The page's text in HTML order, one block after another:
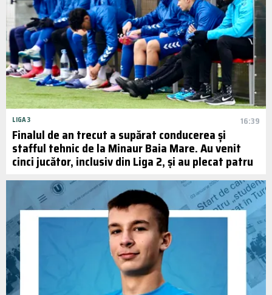
LIGA 3 16:39
Finalul de an trecut a supărat conducerea și
stafful tehnic de la Minaur Baia Mare. Au venit
cinci jucător, inclusiv din Liga 2, și au plecat patru